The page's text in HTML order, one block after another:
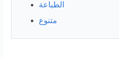
الطباعة
متنوع